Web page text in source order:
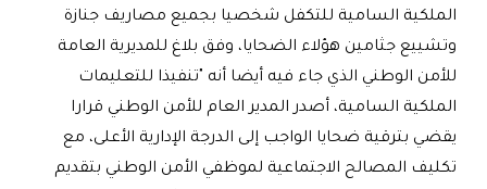
الملكية السامية للتكفل شخصيا بجميع مصاريف جنازة
وتشييع جثامين هؤلاء الضحايا، وفق بلاغ للمديرية العامة
للأمن الوطني الذي جاء فيه أيضا أنه "تنفيذا للتعليمات
الملكية السامية، أصدر المدير العام للأمن الوطني قرارا
يقضي بترقية ضحايا الواجب إلى الدرجة الإدارية الأعلى، مع
تكليف المصالح الاجتماعية لموظفي الأمن الوطني بتقديم